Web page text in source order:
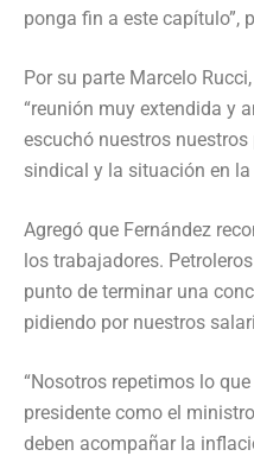
ponga fin a este capítulo”,
Por su parte Marcelo
“reunión muy extendida y
escuchó nuestros
sindical y la situación en
Agregó que Fernández
los trabajadores.
punto de terminar una
pidiendo por nuestros
“Nosotros repetimos lo
presidente como el
deben acompañar la